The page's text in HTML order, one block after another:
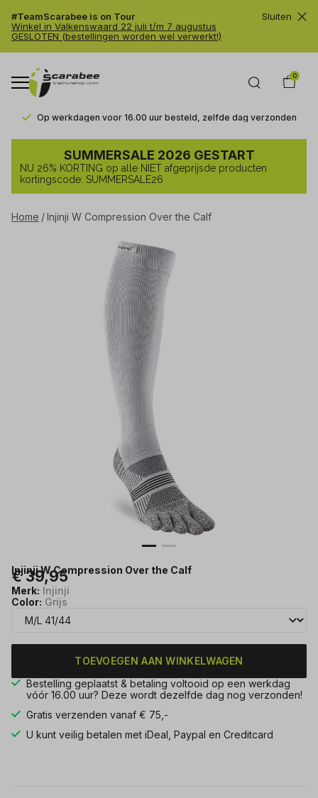
#TeamScarabee is on Tour
Winkel in Valkenswaard 22 juli t/m 7 augustus
GESLOTEN (bestellingen worden wel verwerkt!)
Sluiten
0
Op werkdagen voor 16.00 uur besteld, zelfde dag verzonden
Injinji
Compression
the
Trailrunshop
SUMMERSALE 2026 GESTART
NU 26% KORTING op alle NIET afgeprijsde producten
kortingscode: SUMMERSALE26
Home Injinji W Compression Over the Calf
Injinji W Compression Over the Calf
€ 39,95
Merk: Injinji
Color: Grijs
TOEVOEGEN AAN WINKELWAGEN
Bestelling geplaatst & betaling voltooid op een werkdag
vóór 16.00 uur? Deze wordt dezelfde dag nog verzonden!
Gratis verzenden vanaf € 75,-
U kunt veilig betalen met iDeal, Paypal en Creditcard